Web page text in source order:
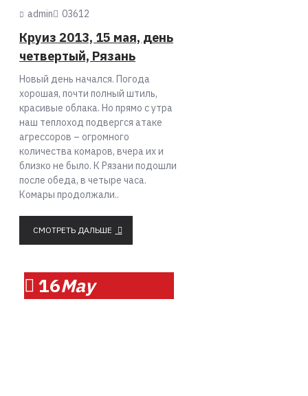
admin 03612
Круиз 2013, 15 мая, день
четвертый, Рязань
Новый день начался. Погода
хорошая, почти полный штиль,
красивые облака. Но прямо с утра
наш теплоход подвергся атаке
агрессоров – огромного
количества комаров, вчера их и
близко не было. К Рязани подошли
после обеда, в четыре часа.
Комары продолжали..
СМОТРЕТЬ ДАЛЬШЕ
16May